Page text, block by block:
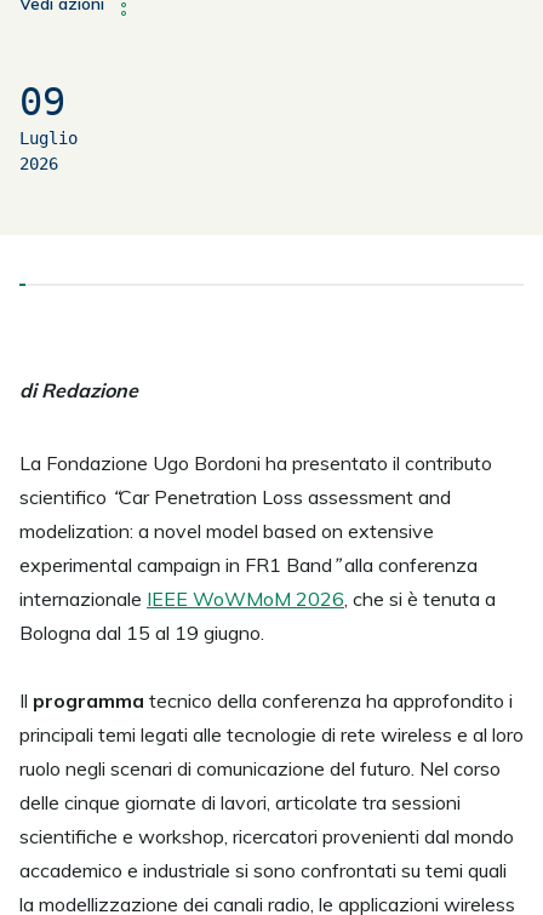
09
Luglio
2026
di Redazione
La Fondazione Ugo Bordoni ha presentato il contributo
scientifico “Car Penetration Loss assessment and
modelization: a novel model based on extensive
experimental campaign in FR1 Band ”alla conferenza
internazionale IEEE WoWMoM 2026, che si è tenuta a
Bologna dal 15 al 19 giugno.
Il programma tecnico della conferenza ha approfondito i
principali temi legati alle tecnologie di rete wireless e al loro
ruolo negli scenari di comunicazione del futuro. Nel corso
delle cinque giornate di lavori, articolate tra sessioni
scientifiche e workshop, ricercatori provenienti dal mondo
accademico e industriale si sono confrontati su temi quali
la modellizzazione dei canali radio, le applicazioni wireless